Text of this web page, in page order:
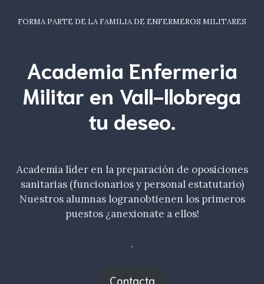
FORMA PARTE DE LA FAMILIA DE ENFERMEROS MILITARES
Academia Enfermeria
Militar en Vall-llobrega
tu deseo.
Academia líder en la preparación de oposiciones
sanitarias (funcionarios y personal estatutario)
Nuestros alumnas logranobtienen los primeros
puestos ¿anexionate a ellos!
.
Contacta